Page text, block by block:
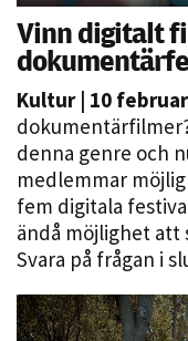
Vinn digitalt
Kultur| 10
denna genre och
medlemmar
fem digitala
ändå möjlighet
Svara på frågan i